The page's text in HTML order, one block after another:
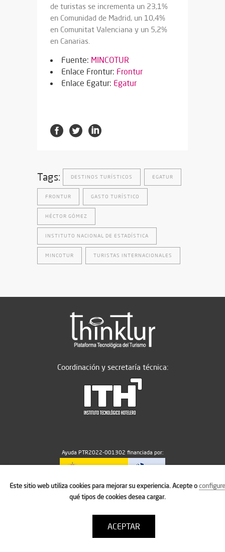
de turistas se incrementa un 23,1%
en Comunidad de Madrid, un 10,4%
en Comunitat Valenciana y un 5,2%
en Canarias.
Fuente: MINCOTUR
Enlace Frontur: Frontur
Enlace Egatur: Egatur
Tags: DESTINOS TURÍSTICOS EGATUR
FRONTUR GASTO TURÍSTICO
HÉCTOR GÓMEZ
INSTITUTO NACIONAL DE ESTADÍSTICA
MINCOTUR TURISTAS INTERNACIONALES
Coordinación y secretaría técnica:
Ayuda PTR2022-001302 financiada por:
MICIU/AEI/10.13039/501100011033
Política de cookies
Condiciones de uso
Este sitio web utiliza cookies para mejorar su experiencia. Acepte oconfigure
qué tipos de cookies desea cargar.
ACEPTAR